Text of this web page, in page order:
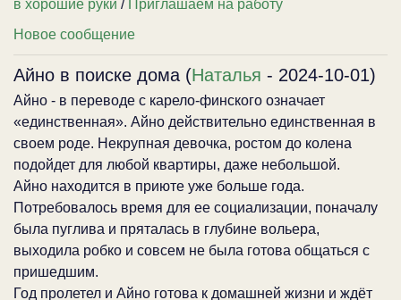
в хорошие руки / Приглашаем на работу
Новое сообщение
Айно в поиске дома (Наталья - 2024-10-01)
Айно - в переводе с карело-финского означает
«единственная». Айно действительно единственная в
своем роде. Некрупная девочка, ростом до колена
подойдет для любой квартиры, даже небольшой.
Айно находится в приюте уже больше года.
Потребовалось время для ее социализации, поначалу
была пуглива и пряталась в глубине вольера,
выходила робко и совсем не была готова общаться с
пришедшим.
Год пролетел и Айно готова к домашней жизни и ждёт